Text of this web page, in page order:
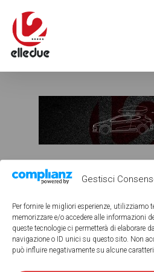
Gestisci
Per fornire le migliori esperienze, utilizziamo
memorizzare e/o accedere alle informazioni
queste tecnologie ci permetterà di elaborare
navigazione o ID unici su questo sito. Non
può influire negativamente su alcune
ELLEDUE 1980 -
Elledue Di Longhi A.
P.IVA: